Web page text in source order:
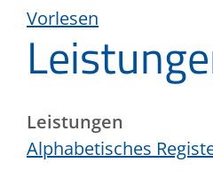
Vorlesen
Leistungen
Alphabetisches